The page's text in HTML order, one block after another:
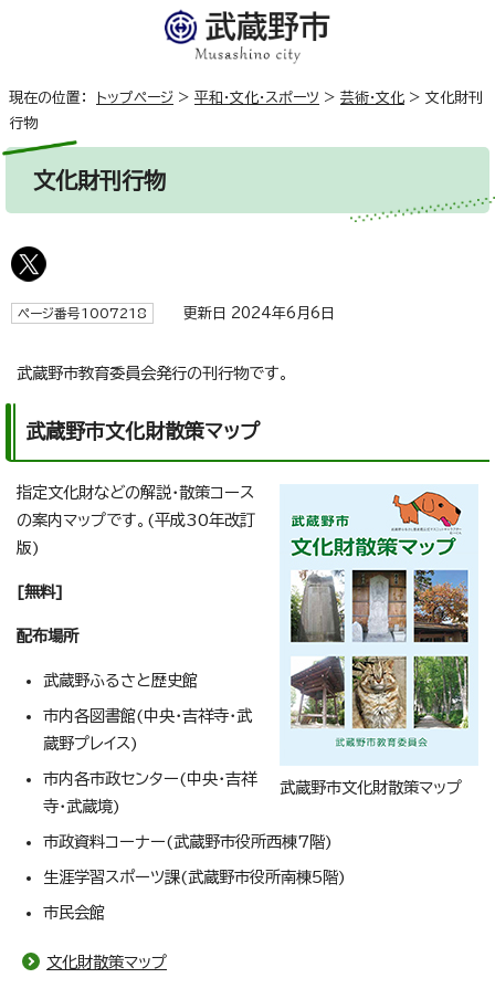
現在の位置： トップページ > 平和・文化・スポーツ > 芸術・文化 > 文化財刊
行物
文化財刊行物
ページ番号1007218 更新日 2024年6月6日
武蔵野市教育委員会発行の刊行物です。
武蔵野市文化財散策マップ
武蔵野市文化財散策マップ
指定文化財などの解説・散策コース
の案内マップです。(平成30年改訂
版)
[無料]
配布場所
武蔵野ふるさと歴史館
市内各図書館(中央・吉祥寺・武
蔵野プレイス)
市内各市政センター(中央・吉祥
寺・武蔵境)
市政資料コーナー(武蔵野市役所西棟7階)
生涯学習スポーツ課(武蔵野市役所南棟5階)
市民会館
文化財散策マップ